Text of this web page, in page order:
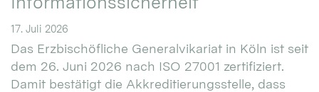
17. Juli 2026
Das Erzbischöfliche Generalvikariat in Köln ist seit
dem 26. Juni 2026 nach ISO 27001 zertifiziert.
Damit bestätigt die Akkreditierungsstelle, dass